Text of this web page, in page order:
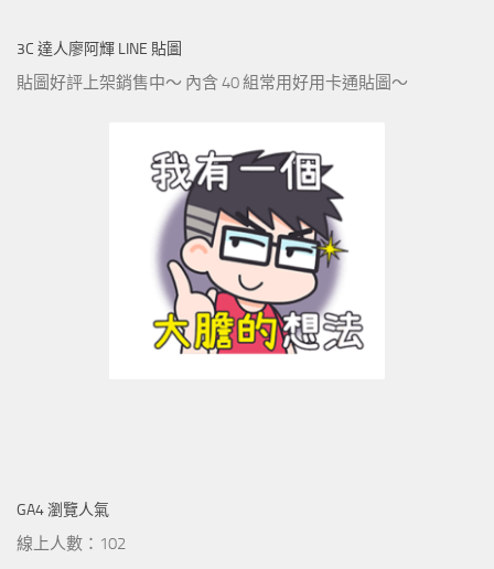
3C 達人廖阿輝 LINE 貼圖
貼圖好評上架銷售中～ 內含 40 組常用好用卡通貼圖～
GA4 瀏覽人氣
線上人數：102